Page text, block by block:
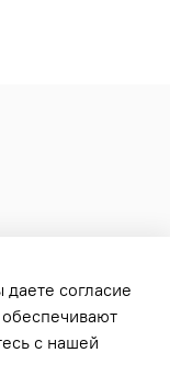
4к3
согласие
с нашей